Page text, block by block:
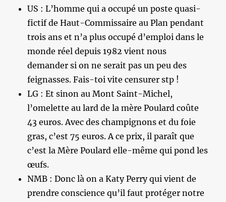
US : L’homme qui a occupé un poste quasi-
fictif de Haut-Commissaire au Plan pendant
trois ans et n’a plus occupé d’emploi dans le
monde réel depuis 1982 vient nous
demander si on ne serait pas un peu des
feignasses. Fais-toi vite censurer stp !
LG : Et sinon au Mont Saint-Michel,
l’omelette au lard de la mère Poulard coûte
43 euros. Avec des champignons et du foie
gras, c’est 75 euros. A ce prix, il paraît que
c’est la Mère Poulard elle-même qui pond les
œufs.
NMB : Donc là on a Katy Perry qui vient de
prendre conscience qu’il faut protéger notre